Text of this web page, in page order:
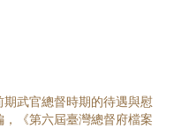
期武官總督時期的待遇與慰
《第六屆臺灣總督府檔案